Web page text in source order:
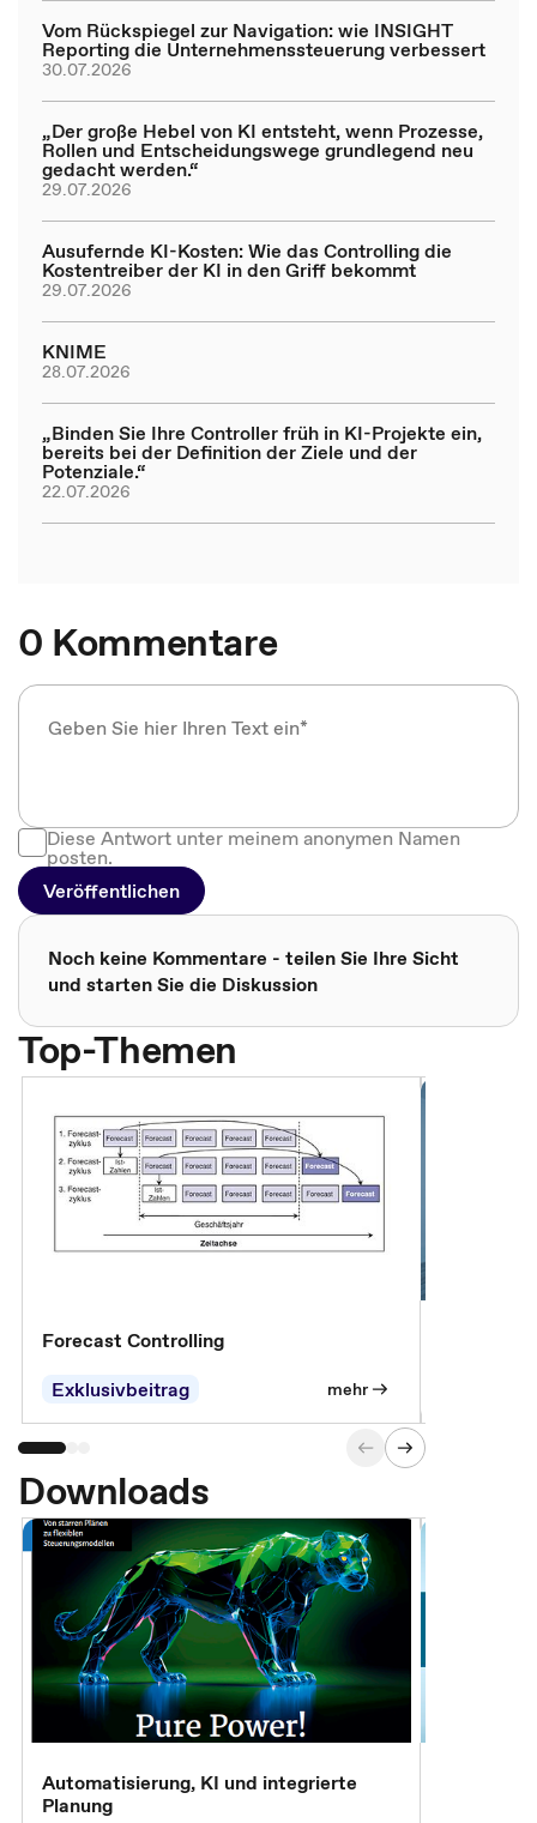
Vom Rückspiegel zur Navigation: wie INSIGHT
Reporting die Unternehmenssteuerung verbessert
30.07.2026
„Der große Hebel von KI entsteht, wenn Prozesse,
Rollen und Entscheidungswege grundlegend neu
gedacht werden.“
29.07.2026
Ausufernde KI-Kosten: Wie das Controlling die
Kostentreiber der KI in den Griff bekommt
29.07.2026
KNIME
28.07.2026
„Binden Sie Ihre Controller früh in KI-Projekte ein,
bereits bei der Definition der Ziele und der
Potenziale.“
22.07.2026
0 Kommentare
Diese Antwort unter meinem anonymen Namen
posten.
Veröffentlichen
Noch keine Kommentare - teilen Sie Ihre Sicht
und starten Sie die Diskussion
Top-Themen
Forecast Controlling
Exklusivbeitrag
mehr
Downloads
Automatisierung, KI und integrierte
Planung